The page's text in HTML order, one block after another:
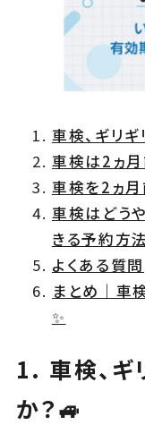
車検、ギリ
車検は2ヵ月
車検を2ヵ月
車検はどう
きる予約方
よくある質問
まとめ｜車
✨
1. 車検、ギ
か？🚙